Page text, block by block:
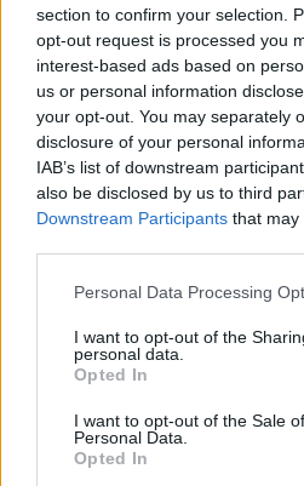
section to confirm your selection.
opt-out request is processed you
interest-based ads based on
us or personal information
your opt-out. You may separately
disclosure of your personal
IAB’s list of downstream
also be disclosed by us to third
Downstream Participants that may
Please note that this website/app
not limited to your visit or usage
grant or deny consent to Google
use your data for below specified
consent section.
Personal Data Processing
I want to opt-out of the
personal data.
Opted In
I want to opt-out of the Sale
Personal Data.
Opted In